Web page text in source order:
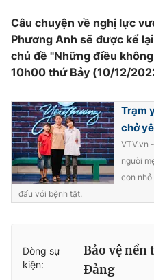
Câu chuyện về nghị lực
Phương Anh sẽ được kể
chủ đề "Những điều
10h00 thứ Bảy (10/12/
Trạm
chở
VTV.vn
người
con nhỏ
đấu với bệnh tật.
Dòng sự
kiện:
Bảo vệ nền
Đảng